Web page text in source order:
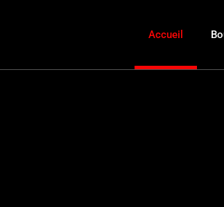
Accueil